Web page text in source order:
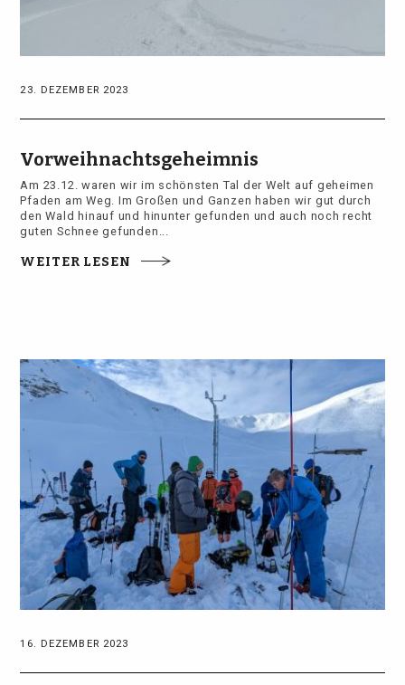
23. DEZEMBER 2023
Vorweihnachtsgeheimnis
Am 23.12. waren wir im schönsten Tal der Welt auf geheimen
Pfaden am Weg. Im Großen und Ganzen haben wir gut durch
den Wald hinauf und hinunter gefunden und auch noch recht
guten Schnee gefunden...
WEITER LESEN
16. DEZEMBER 2023